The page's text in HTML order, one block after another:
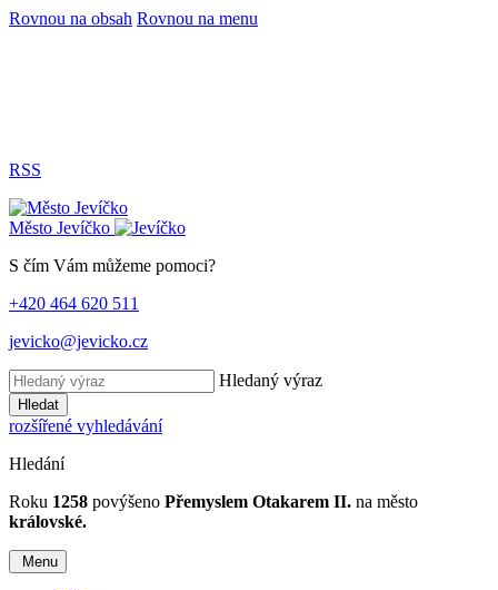
Rovnou na obsah Rovnou na menu
RSS
Město Jevíčko
S čím Vám můžeme pomoci?
+420 464 620 511
jevicko@jevicko.cz
Hledaný výraz
Hledat
rozšířené vyhledávání
Hledání
Roku 1258 povýšeno Přemyslem Otakarem II. na město
královské.
Menu